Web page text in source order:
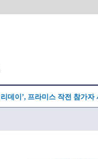
데이’, 프라미스 작전 참가자